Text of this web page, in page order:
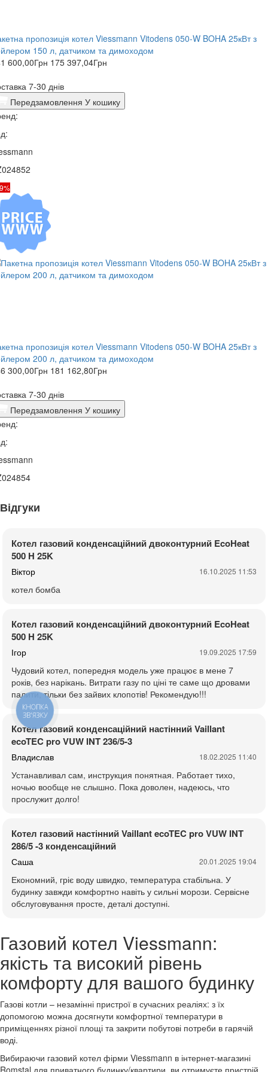
пропозиція котел Viessmann Vitodens 050-W BOHA 25кВт з
150 л, датчиком та димоходом
600,00Грн 175 397,04Грн
7-30 днів
Передзамовлення У кошику
пропозиція котел Viessmann Vitodens 050-W BOHA 25кВт з
200 л, датчиком та димоходом
300,00Грн 181 162,80Грн
7-30 днів
Передзамовлення У кошику
Відгуки
Котел газовий конденсаційний двоконтурний EcoHeat
500 H 25K
Віктор 16.10.2025 11:53
котел бомба
Котел газовий конденсаційний двоконтурний EcoHeat
500 H 25K
Ігор 19.09.2025 17:59
Чудовий котел, попередня модель уже працює в мене 7
років, без нарікань. Витрати газу по ціні те саме що дровами
палити, тільки без зайвих клопотів! Рекомендую!!!
Котел газовий конденсаційний настінний Vaillant
ecoTEC pro VUW INT 236/5-3
Владислав 18.02.2025 11:40
Устанавливал сам, инструкция понятная. Работает тихо,
ночью вообще не слышно. Пока доволен, надеюсь, что
прослужит долго!
Котел газовий настінний Vaillant ecoTEC pro VUW INT
286/5 -3 конденсаційний
Саша 20.01.2025 19:04
Економний, гріє воду швидко, температура стабільна. У
будинку завжди комфортно навіть у сильні морози. Сервісне
обслуговування просте, деталі доступні.
Газовий котел Viessmann:
якість та високий рівень
комфорту для вашого будинку
Газові котли – незамінні пристрої в сучасних реаліях: з їх
допомогою можна досягнути комфортної температури в
приміщеннях різної площі та закрити побутові потреби в гарячій
воді.
Вибираючи газовий котел фірми Viessmann в інтернет-магазині
Romstal для приватного будинку/квартири, ви отримуєте пристрій
КНОПКА
ЗВ'ЯЗКУ